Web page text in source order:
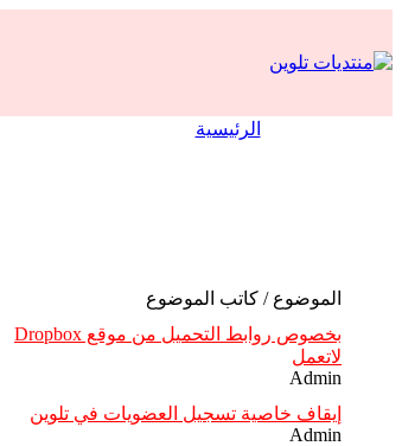
الرئيسية
الموضوع / كاتب الموضوع
بخصوص روابط التحميل من موقع Dropbox
لاتعمل
Admin
إيقاف خاصية تسجيل العضويات في تلوين
Admin